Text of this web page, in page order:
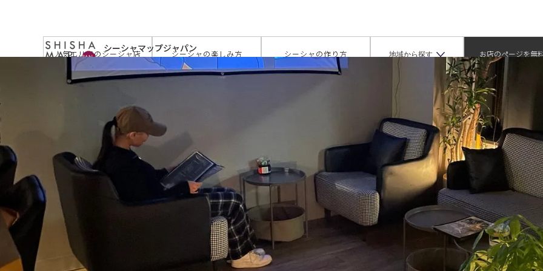
シーシャマップジャパン
by JAPAN SHISHA TIMES
人気エリアのシーシャ店 シーシャの楽しみ方 シーシャの作り方 地域から探す お店のページを無
掲載
サイトトップ > お店を探す > 御徒町シーシャ WARP（オカチマチシーシャワープ）